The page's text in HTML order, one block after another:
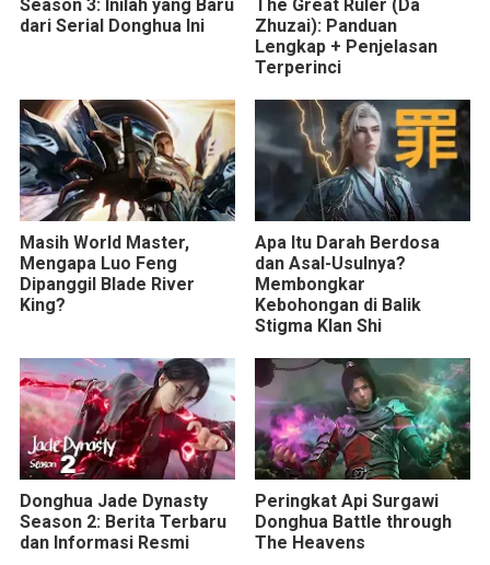
Season 3: Inilah yang Baru
dari Serial Donghua Ini
The Great Ruler (Da
Zhuzai): Panduan
Lengkap + Penjelasan
Terperinci
Masih World Master,
Mengapa Luo Feng
Dipanggil Blade River
King?
Apa Itu Darah Berdosa
dan Asal-Usulnya?
Membongkar
Kebohongan di Balik
Stigma Klan Shi
Donghua Jade Dynasty
Season 2: Berita Terbaru
dan Informasi Resmi
Peringkat Api Surgawi
Donghua Battle through
The Heavens